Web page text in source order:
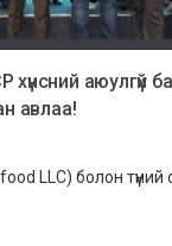
хүнсний аюулгүй
авлаа!
LLC) болон